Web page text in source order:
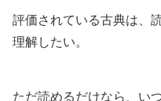
評価されている古典は、
理解したい。
ただ読めるだけなら、い